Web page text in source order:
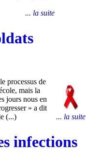
... la suite
processus de
mais la
jours nous en
» a dit
(...)
... la suite
infections